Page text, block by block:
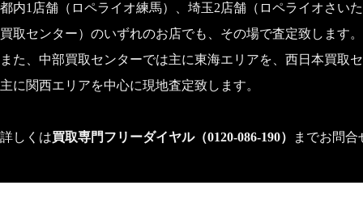
都内1店舗（ロペライオ練馬）、埼玉2店舗（ロペライオさい
買取センター）のいずれのお店でも、その場で査定致します。
また、中部買取センターでは主に東海エリアを、西日本買取
主に関西エリアを中心に現地査定致します。
詳しくは買取専門フリーダイヤル（0120-086-190） までお問